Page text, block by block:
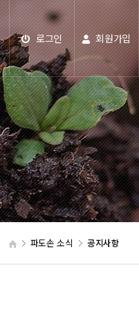
로그인 회원가입
파도손 소식 공지사항